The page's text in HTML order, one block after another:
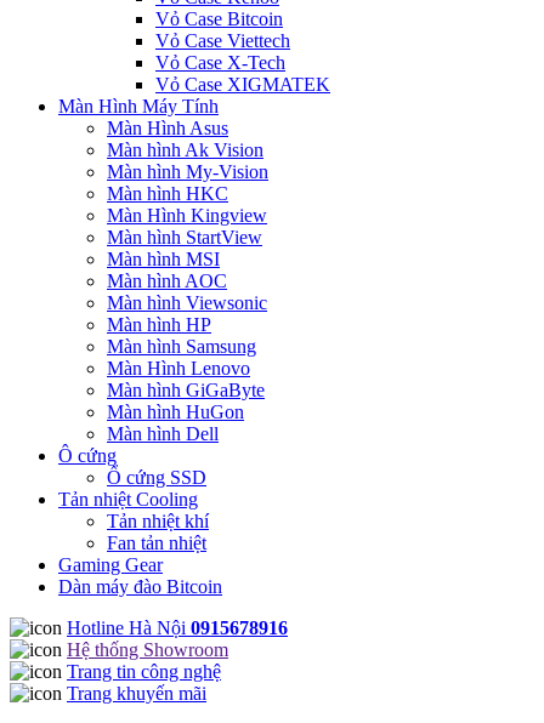
Vỏ Case Bitcoin
Vỏ Case Viettech
Vỏ Case X-Tech
Vỏ Case XIGMATEK
Màn Hình Máy Tính
Màn Hình Asus
Màn hình Ak Vision
Màn hình My-Vision
Màn hình HKC
Màn Hình Kingview
Màn hình StartView
Màn hình MSI
Màn hình AOC
Màn hình Viewsonic
Màn hình HP
Màn hình Samsung
Màn Hình Lenovo
Màn hình GiGaByte
Màn hình HuGon
Màn hình Dell
Ô cứng
Ổ cứng SSD
Tản nhiệt Cooling
Tản nhiệt khí
Fan tản nhiệt
Gaming Gear
Dàn máy đào Bitcoin
Hotline Hà Nội 0915678916
Hệ thống Showroom
Trang tin công nghệ
Trang khuyến mãi